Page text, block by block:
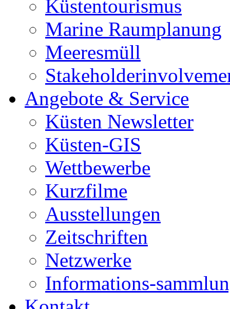
Küstentourismus
Marine Raumplanung
Meeresmüll
Angebote & Service
Küsten Newsletter
Küsten-GIS
Wettbewerbe
Kurzfilme
Ausstellungen
Zeitschriften
Netzwerke
Informations-